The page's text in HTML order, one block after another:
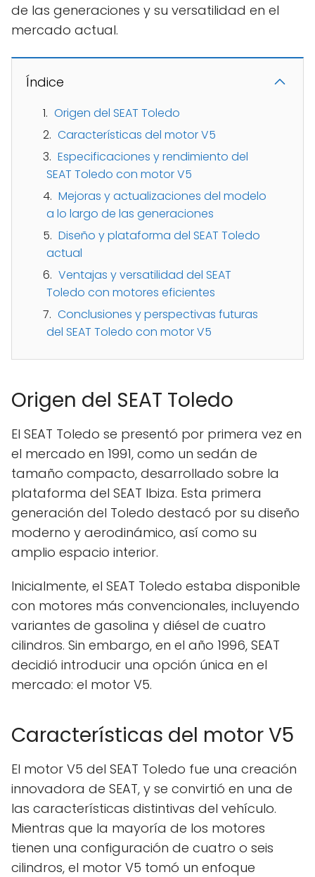
de las generaciones y su versatilidad en el
mercado actual.
Índice
Origen del SEAT Toledo
Características del motor V5
Especificaciones y rendimiento del
SEAT Toledo con motor V5
Mejoras y actualizaciones del modelo
a lo largo de las generaciones
Diseño y plataforma del SEAT Toledo
actual
Ventajas y versatilidad del SEAT
Toledo con motores eficientes
Conclusiones y perspectivas futuras
del SEAT Toledo con motor V5
Origen del SEAT Toledo
El SEAT Toledo se presentó por primera vez en
el mercado en 1991, como un sedán de
tamaño compacto, desarrollado sobre la
plataforma del SEAT Ibiza. Esta primera
generación del Toledo destacó por su diseño
moderno y aerodinámico, así como su
amplio espacio interior.
Inicialmente, el SEAT Toledo estaba disponible
con motores más convencionales, incluyendo
variantes de gasolina y diésel de cuatro
cilindros. Sin embargo, en el año 1996, SEAT
decidió introducir una opción única en el
mercado: el motor V5.
Características del motor V5
El motor V5 del SEAT Toledo fue una creación
innovadora de SEAT, y se convirtió en una de
las características distintivas del vehículo.
Mientras que la mayoría de los motores
tienen una configuración de cuatro o seis
cilindros, el motor V5 tomó un enfoque